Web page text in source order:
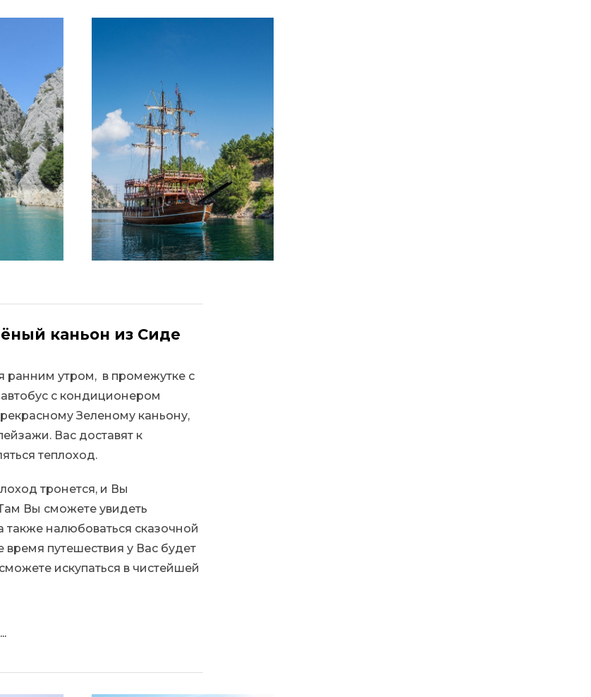
каньон из Сиде
ранним утром, в промежутке с
с кондиционером
Зеленому каньону,
Вас доставят к
теплоход.
тронется, и Вы
Вы сможете увидеть
налюбоваться сказочной
время путешествия у Вас будет
искупаться в чистейшей